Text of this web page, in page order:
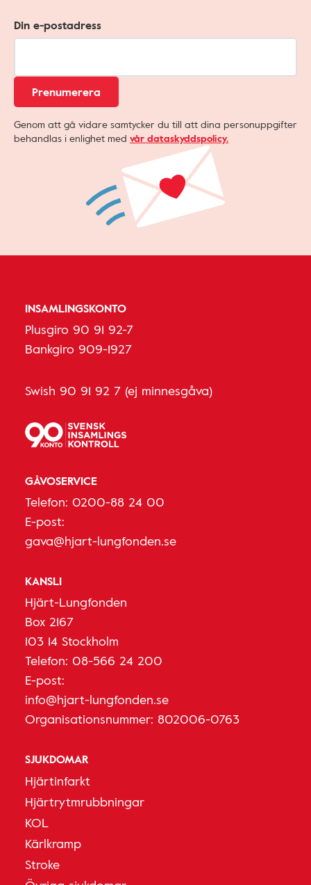
Din e-postadress
Prenumerera
Genom att gå vidare samtycker du till att dina personuppgifter
behandlas i enlighet med vår dataskyddspolicy.
INSAMLINGSKONTO
Plusgiro 90 91 92-7
Bankgiro 909-1927
Swish 90 91 92 7 (ej minnesgåva)
GÅVOSERVICE
Telefon: 0200-88 24 00
E-post:
gava@hjart-lungfonden.se
KANSLI
Hjärt-Lungfonden
Box 2167
103 14 Stockholm
Telefon: 08-566 24 200
E-post:
info@hjart-lungfonden.se
Organisationsnummer: 802006-0763
SJUKDOMAR
Hjärtinfarkt
Hjärtrytmrubbningar
KOL
Kärlkramp
Stroke